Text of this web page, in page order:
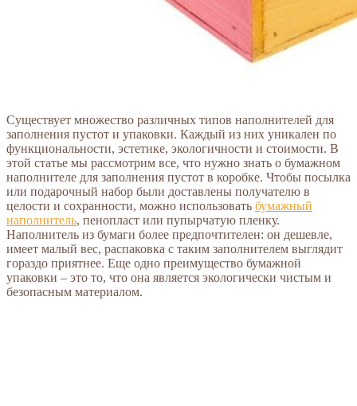
Существует множество различных типов наполнителей для
заполнения пустот и упаковки. Каждый из них уникален по
функциональности, эстетике, экологичности и стоимости. В
этой статье мы рассмотрим все, что нужно знать о бумажном
наполнителе для заполнения пустот в коробке. Чтобы посылка
или подарочный набор были доставлены получателю в
целости и сохранности, можно использовать бумажный
наполнитель, пенопласт или пупырчатую пленку.
Наполнитель из бумаги более предпочтителен: он дешевле,
имеет малый вес, распаковка с таким заполнителем выглядит
гораздо приятнее. Еще одно преимущество бумажной
упаковки – это то, что она является экологически чистым и
безопасным материалом.